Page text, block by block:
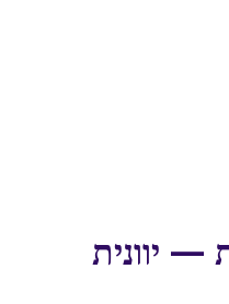
— יוונית